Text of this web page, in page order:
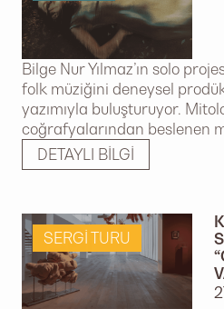
Bilge Nur Yılmaz’ın solo
folk müziğini deneysel
yazımıyla buluşturuyor.
coğrafyalarından beslenen
DETAYLI BILGI
SERGI TURU